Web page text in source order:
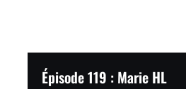
Épisode 119 : Marie HL